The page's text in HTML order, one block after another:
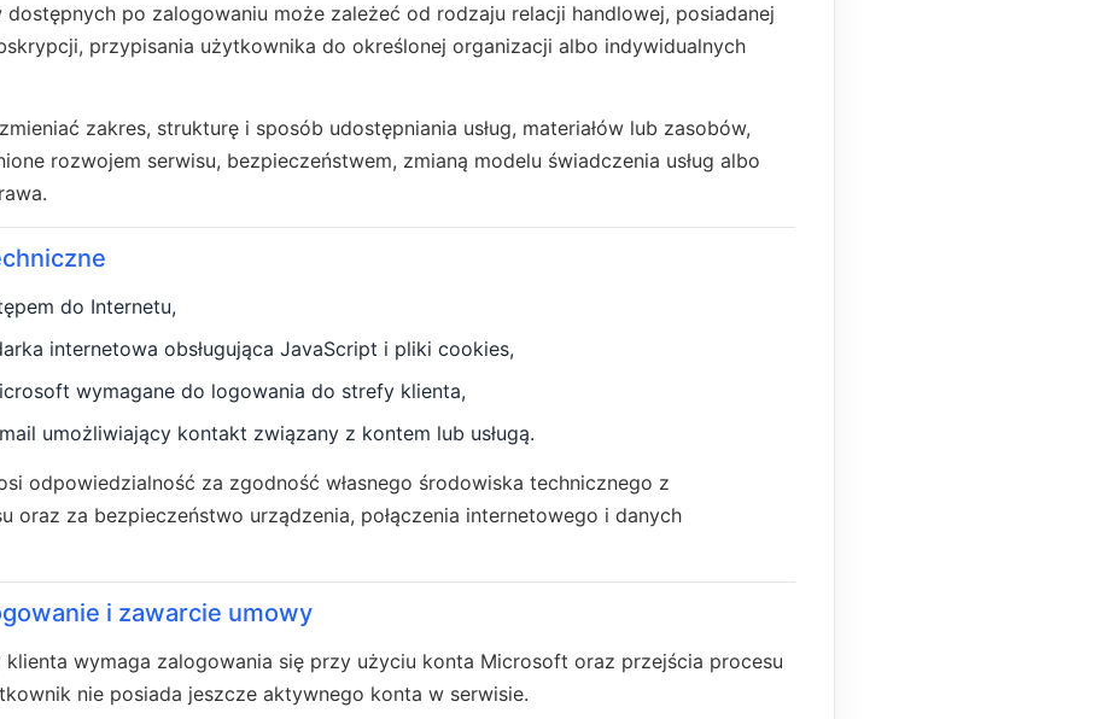
dostępnych po zalogowaniu może zależeć od rodzaju relacji handlowej, posiadanej
przypisania użytkownika do określonej organizacji albo indywidualnych
zakres, strukturę i sposób udostępniania usług, materiałów lub zasobów,
rozwojem serwisu, bezpieczeństwem, zmianą modelu świadczenia usług albo
do Internetu,
internetowa obsługująca JavaScript i pliki cookies,
wymagane do logowania do strefy klienta,
umożliwiający kontakt związany z kontem lub usługą.
odpowiedzialność za zgodność własnego środowiska technicznego z
oraz za bezpieczeństwo urządzenia, połączenia internetowego i danych
i zawarcie umowy
klienta wymaga zalogowania się przy użyciu konta Microsoft oraz przejścia procesu
nie posiada jeszcze aktywnego konta w serwisie.